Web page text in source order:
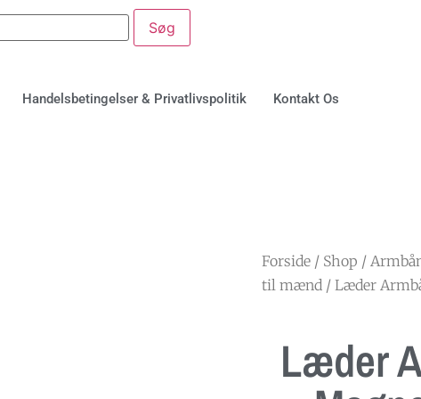
Handelsbetingelser & Privatlivspolitik Kontakt Os
Forside / Shop /
til mænd / Læder
Læder